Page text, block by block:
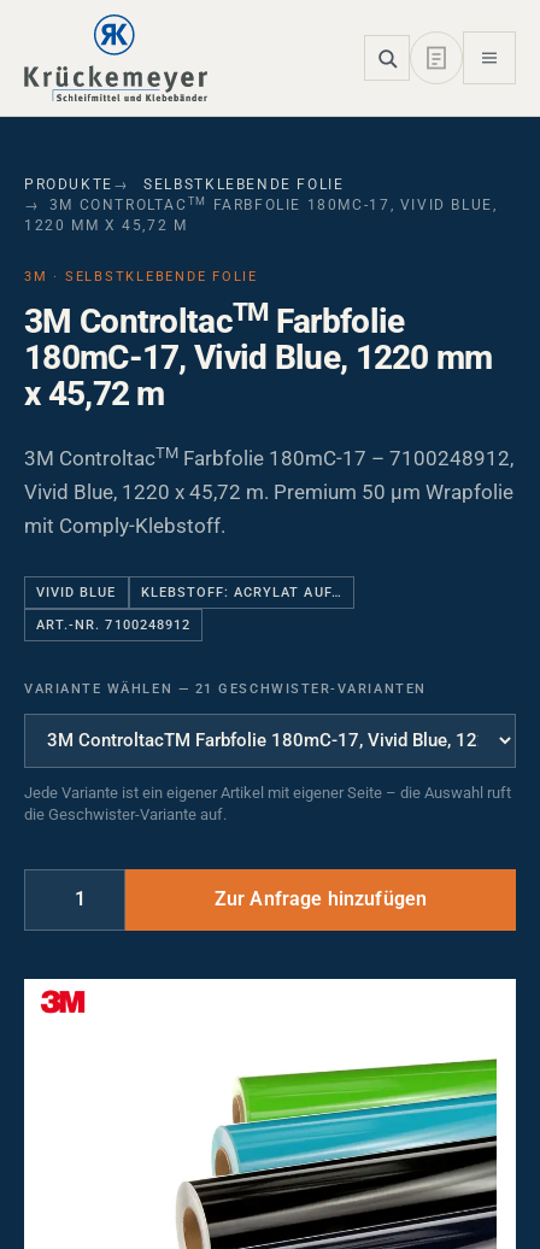
Skip to main navigation
Skip to main content
Skip to page footer
PRODUKTE
SELBSTKLEBENDE FOLIE
3M CONTROLTAC TM
FARBFOLIE 180MC-17, VIVID BLUE,
1220 MM X 45,72 M
3M · SELBSTKLEBENDE FOLIE
3M ControltacTMFarbfolie
180mC-17, Vivid Blue, 1220 mm
x 45,72 m
3M ControltacTM Farbfolie 180mC-17 – 7100248912,
Vivid Blue, 1220 x 45,72 m. Premium 50 µm Wrapfolie
mit Comply-Klebstoff.
VIVID BLUE KLEBSTOFF: ACRYLAT AUF…
ART.-NR. 7100248912
VARIANTE WÄHLEN — 21 GESCHWISTER-VARIANTEN
Jede Variante ist ein eigener Artikel mit eigener Seite – die Auswahl ruft
die Geschwister-Variante auf.